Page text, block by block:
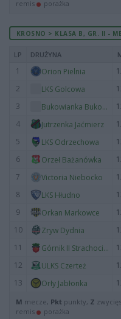
remis
porażka
KROSNO > KLASA B, GR. II -
LP DRUŻYNA
1 Orion Pielnia
2
LKS Golcowa
3
Bukowianka Bukowsko
4
Jutrzenka Jaćmierz
5
LKS Odrzechowa
6
Orzeł Bażanówka
7
Victoria Niebocko
8
LKS Hłudno
9
Orkan Markowce
10
Zryw Dydnia
11
Górnik II Strachocina
12
ULKS Czerteż
13
Orły Jabłonka
M mecze, Pkt punkty, Z
remis
porażka